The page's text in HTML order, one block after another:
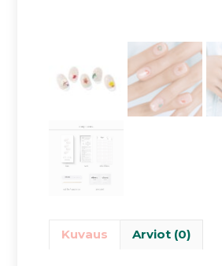
Kuvaus Arviot (0)